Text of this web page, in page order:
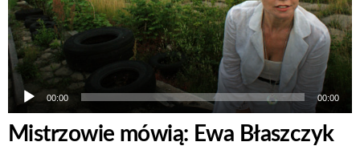
00:00 00:00
Mistrzowie mówią: Ewa Błaszczyk